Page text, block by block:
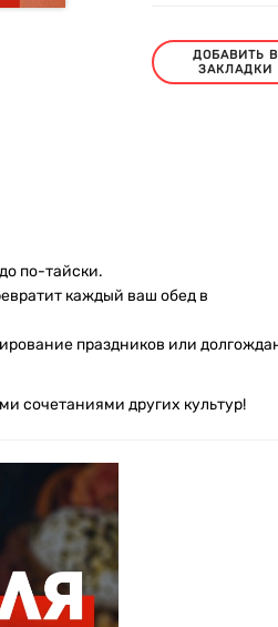
ДОБАВИТЬ В
ЗАКЛАДКИ
по-тайски.
каждый ваш обед в
праздников или
сочетаниями других культур!